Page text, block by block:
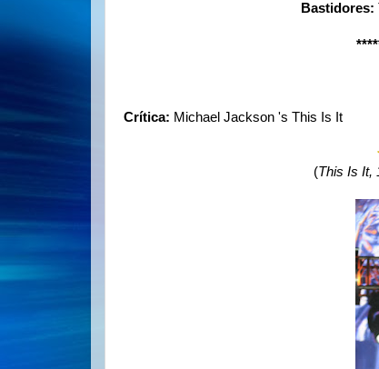
Bastidores:
Crítica: Michael Jackson 's This Is It
(This Is It,